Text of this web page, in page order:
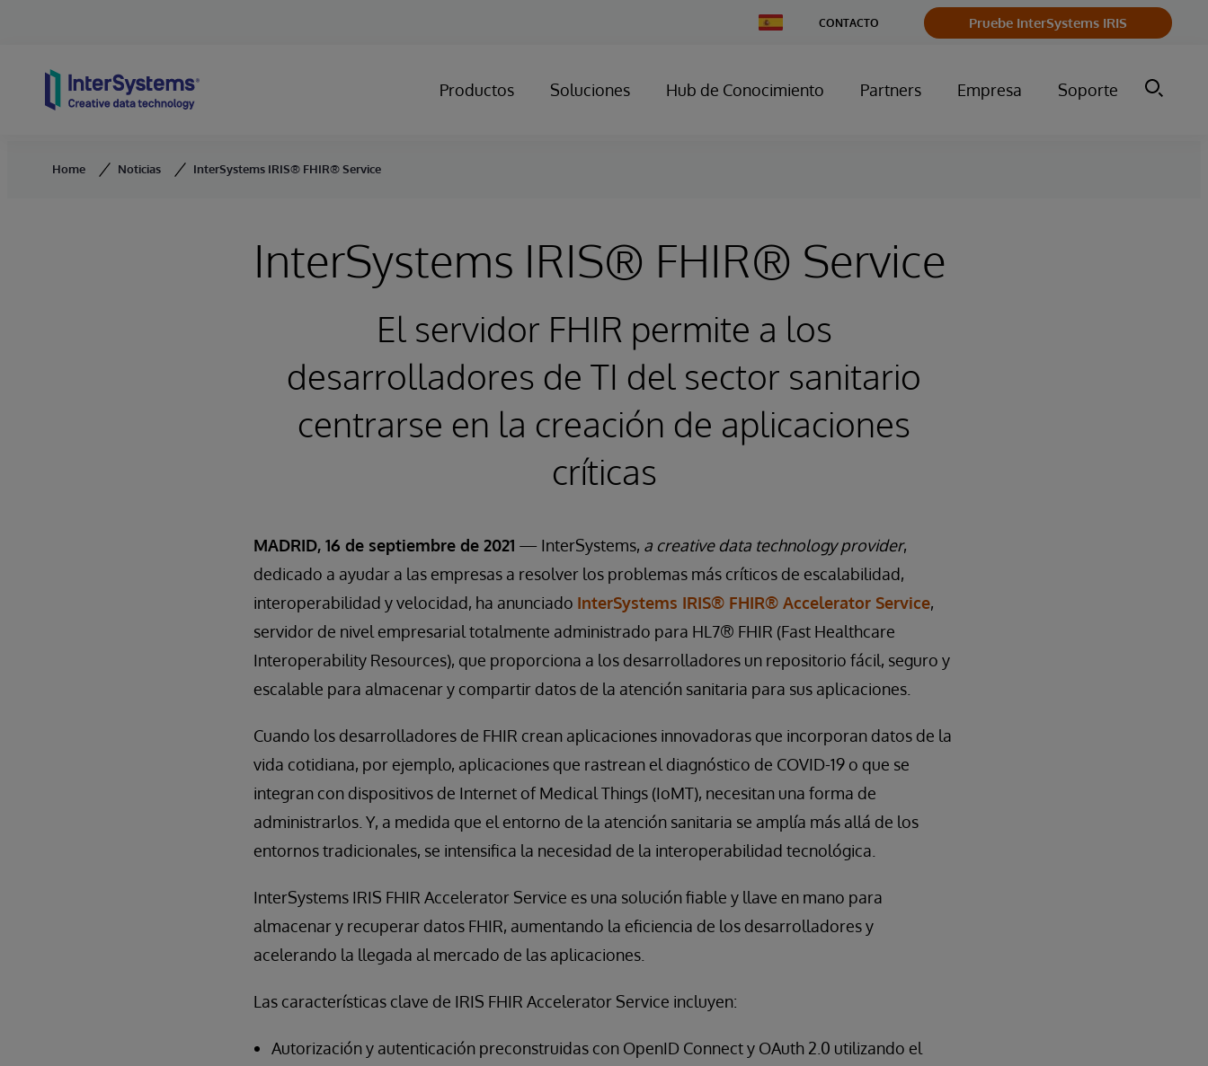
Change
Country
CONTACTO Pruebe InterSystems IRIS
Productos Soluciones Hub de Conocimiento Partners Empresa Soporte
Home Noticias InterSystems IRIS® FHIR® Service
InterSystems IRIS® FHIR® Service
El servidor FHIR permite a los
desarrolladores de TI del sector sanitario
centrarse en la creación de aplicaciones
críticas
MADRID, 16 de septiembre de 2021 — InterSystems, a creative data technology provider,
dedicado a ayudar a las empresas a resolver los problemas más críticos de escalabilidad,
interoperabilidad y velocidad, ha anunciado InterSystems IRIS® FHIR® Accelerator Service,
servidor de nivel empresarial totalmente administrado para HL7® FHIR (Fast Healthcare
Interoperability Resources), que proporciona a los desarrolladores un repositorio fácil, seguro y
escalable para almacenar y compartir datos de la atención sanitaria para sus aplicaciones.
Cuando los desarrolladores de FHIR crean aplicaciones innovadoras que incorporan datos de la
vida cotidiana, por ejemplo, aplicaciones que rastrean el diagnóstico de COVID-19 o que se
integran con dispositivos de Internet of Medical Things (IoMT), necesitan una forma de
administrarlos. Y, a medida que el entorno de la atención sanitaria se amplía más allá de los
entornos tradicionales, se intensifica la necesidad de la interoperabilidad tecnológica.
InterSystems IRIS FHIR Accelerator Service es una solución fiable y llave en mano para
almacenar y recuperar datos FHIR, aumentando la eficiencia de los desarrolladores y
acelerando la llegada al mercado de las aplicaciones.
Las características clave de IRIS FHIR Accelerator Service incluyen:
Autorización y autenticación preconstruidas con OpenID Connect y OAuth 2.0 utilizando el